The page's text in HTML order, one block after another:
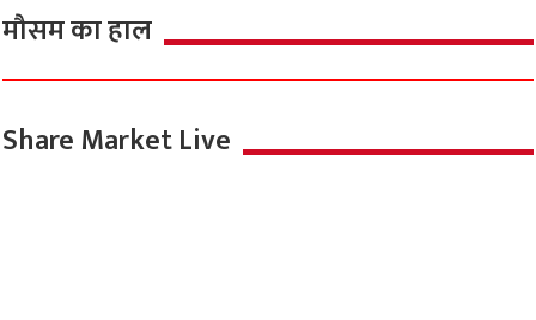
मौसम का हाल
Share Market Live